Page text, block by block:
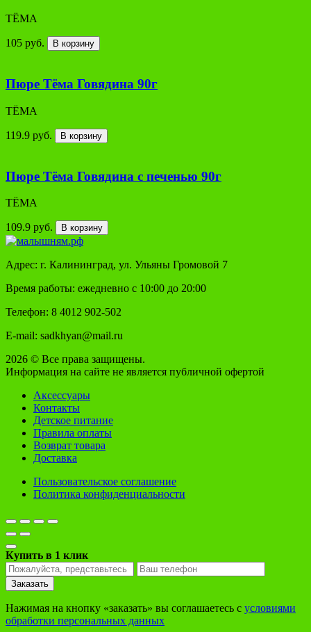
ТЁМА
105 руб. В корзину
Пюре Тёма Говядина 90г
ТЁМА
119.9 руб. В корзину
Пюре Тёма Говядина с печенью 90г
ТЁМА
109.9 руб. В корзину
Адрес: г. Калининград, ул. Ульяны Громовой 7
Время работы: ежедневно с 10:00 до 20:00
Телефон: 8 4012 902-502
E-mail: sadkhyan@mail.ru
2026 © Все права защищены.
Информация на сайте не является публичной офертой
Аксессуары
Контакты
Детское питание
Правила оплаты
Возврат товара
Доставка
Пользовательское соглашение
Политика конфиденциальности
Купить в 1 клик
Заказать
Нажимая на кнопку «заказать» вы соглашаетесь с условиями
обработки персональных данных